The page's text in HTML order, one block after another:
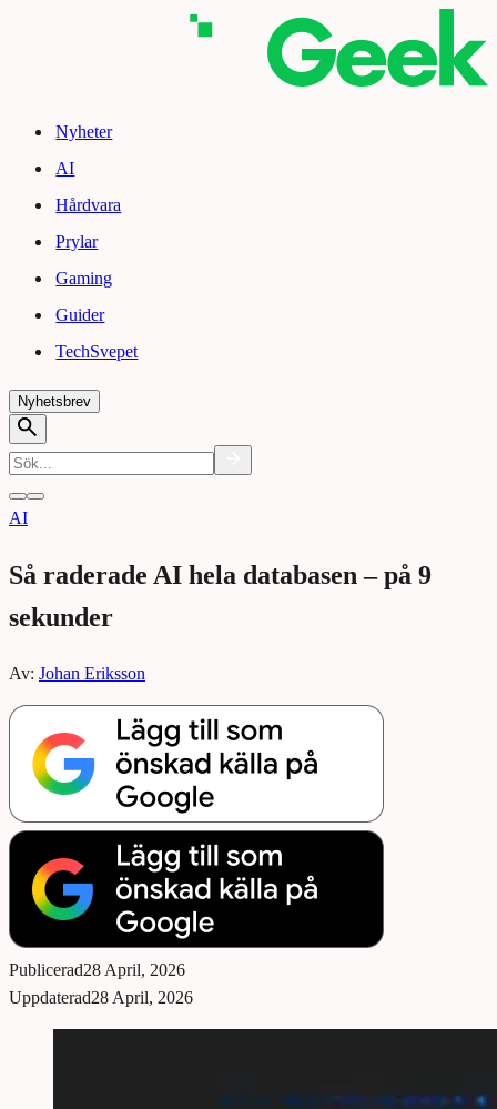
Nyheter
AI
Hårdvara
Prylar
Gaming
Guider
TechSvepet
Nyhetsbrev
AI
Så raderade AI hela databasen – på 9
sekunder
Av: Johan Eriksson
Publicerad28 April, 2026
Uppdaterad28 April, 2026